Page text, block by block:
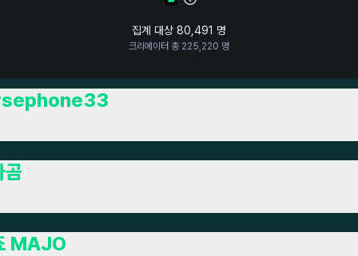
집계 대상 80,491 명
크리에이터 총 225,220 명
곰
MAJO